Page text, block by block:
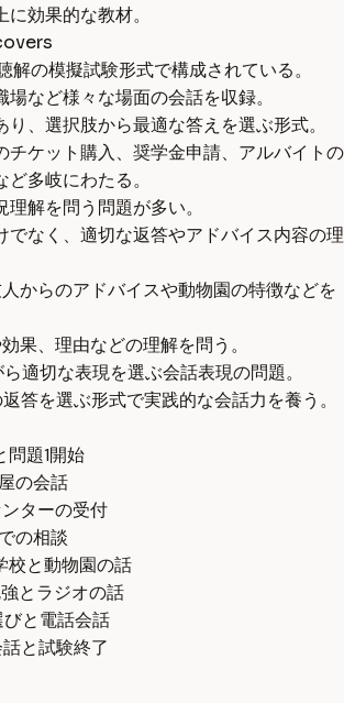
効果的な教材。
解の模擬試験形式で構成されている。
など様々な場面の会話を収録。
、選択肢から最適な答えを選ぶ形式。
チケット購入、奨学金申請、アルバイトの
多岐にわたる。
解を問う問題が多い。
でなく、適切な返答やアドバイス内容の理
からのアドバイスや動物園の特徴などを
果、理由などの理解を問う。
適切な表現を選ぶ会話表現の問題。
答を選ぶ形式で実践的な会話力を養う。
問題1開始
の会話
ターの受付
の相談
校と動物園の話
とラジオの話
と電話会話
と試験終了